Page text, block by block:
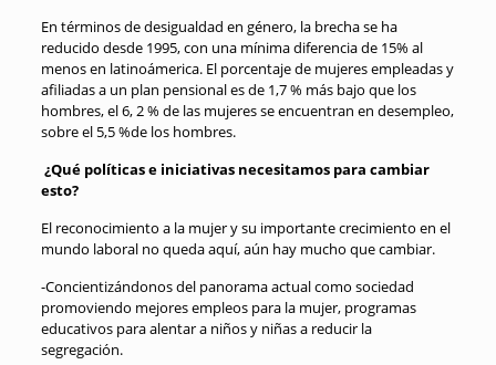
En términos de desigualdad en género, la brecha se ha
reducido desde 1995, con una mínima diferencia de 15% al
menos en latinoámerica. El porcentaje de mujeres empleadas y
afiliadas a un plan pensional es de 1,7 % más bajo que los
hombres, el 6, 2 % de las mujeres se encuentran en desempleo,
sobre el 5,5 %de los hombres.
¿Qué políticas e iniciativas necesitamos para cambiar
esto?
El reconocimiento a la mujer y su importante crecimiento en el
mundo laboral no queda aquí, aún hay mucho que cambiar.
-Concientizándonos del panorama actual como sociedad
promoviendo mejores empleos para la mujer, programas
educativos para alentar a niños y niñas a reducir la
segregación.